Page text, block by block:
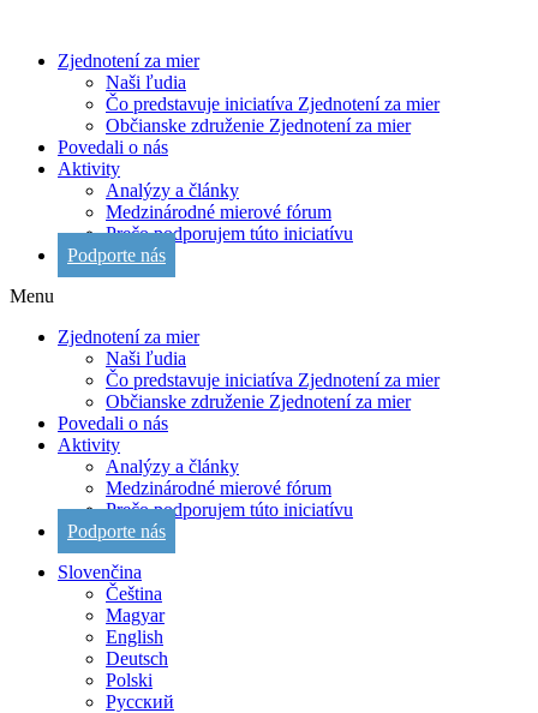
Zjednotení za mier
Naši ľudia
Čo predstavuje iniciatíva Zjednotení za mier
Občianske združenie Zjednotení za mier
Povedali o nás
Aktivity
Analýzy a články
Medzinárodné mierové fórum
Prečo podporujem túto iniciatívu
Podporte nás
Menu
Zjednotení za mier
Naši ľudia
Čo predstavuje iniciatíva Zjednotení za mier
Občianske združenie Zjednotení za mier
Povedali o nás
Aktivity
Analýzy a články
Medzinárodné mierové fórum
Prečo podporujem túto iniciatívu
Podporte nás
Slovenčina
Čeština
Magyar
English
Deutsch
Polski
Русский